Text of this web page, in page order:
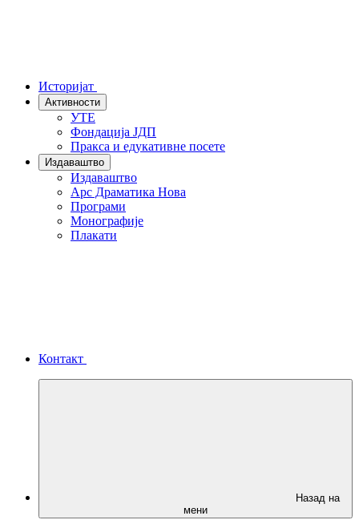
Историјат
Активности
УТЕ
Фондација ЈДП
Пракса и едукативне посете
Издаваштво
Издаваштво
Арс Драматика Нова
Програми
Монографије
Плакати
Контакт
Назад на
мени